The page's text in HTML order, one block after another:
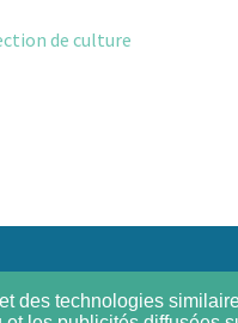
des technologies
de culture